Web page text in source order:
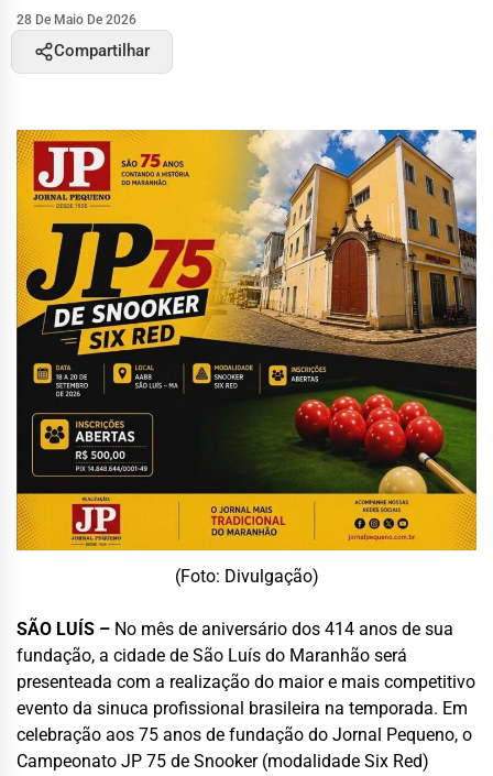
28 De Maio De 2026
Compartilhar
(Foto: Divulgação)
SÃO LUÍS – No mês de aniversário dos 414 anos de sua
fundação, a cidade de São Luís do Maranhão será
presenteada com a realização do maior e mais competitivo
evento da sinuca profissional brasileira na temporada. Em
celebração aos 75 anos de fundação do Jornal Pequeno, o
Campeonato JP 75 de Snooker (modalidade Six Red)